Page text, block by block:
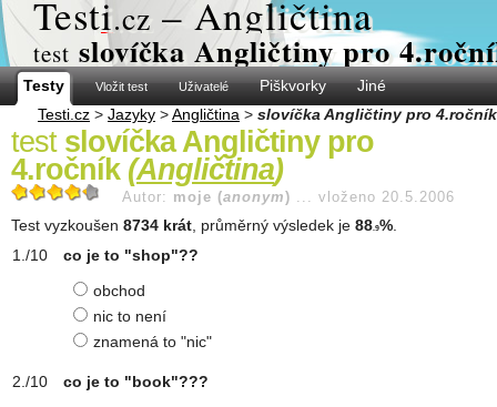
Testi.cz – Angličtina
test slovíčka Angličtiny pro
Testy Vložit test Uživatelé Piškvorky
Jiné
Testi.cz > Jazyky >Angličtina > slovíčka Angličtiny pro 4.ročník
test slovíčka Angličtiny pro
4.ročník (Angličtina)
Autor: moje (anonym ) ... vloženo 20.5.2006
Test vyzkoušen 8734 krát , průměrný výsledek je 88 .9%
co je to "shop"??
obchod
nic to není
znamená to "nic"
co je to "book"???